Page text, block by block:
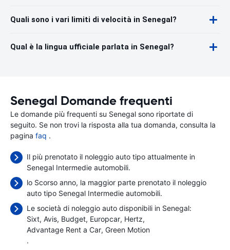
Quali sono i vari limiti di velocità in Senegal?
Qual è la lingua ufficiale parlata in Senegal?
Senegal Domande frequenti
Le domande più frequenti su Senegal sono riportate di
seguito. Se non trovi la risposta alla tua domanda, consulta la
pagina faq .
Il più prenotato il noleggio auto tipo attualmente in
Senegal Intermedie automobili.
lo Scorso anno, la maggior parte prenotato il noleggio
auto tipo Senegal Intermedie automobili.
Le società di noleggio auto disponibili in Senegal:
Sixt Avis Budget Europcar Hertz
Advantage Rent a Car Green Motion
.